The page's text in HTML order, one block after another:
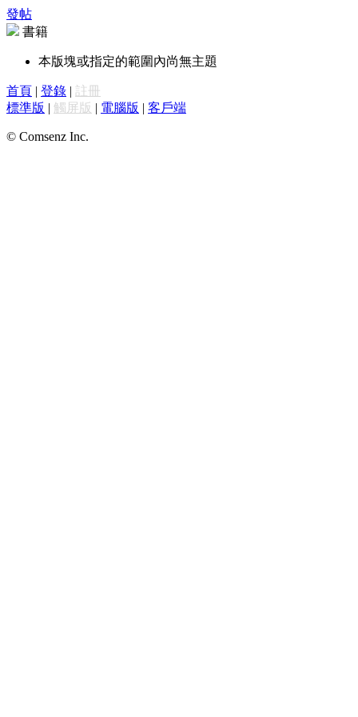
發帖
書籍
本版塊或指定的範圍內尚無主題
首頁 | 登錄 | 註冊
標準版 | 觸屏版 | 電腦版 | 客戶端
© Comsenz Inc.